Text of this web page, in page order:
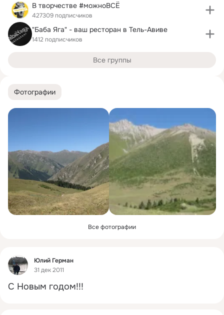
Фотографии
Все фотографии
Фид
Юлий Герман
31 дек 2011
С Новым годом!!!
В творчестве #можноВСЁ
427309 подписчиков
"Баба Яга" - ваш ресторан в Тель-Авиве
1412 подписчиков
Все группы